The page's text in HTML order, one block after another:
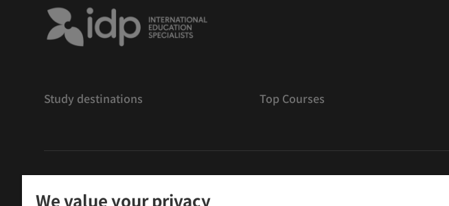
Study destinations Top Courses
We value your privacy